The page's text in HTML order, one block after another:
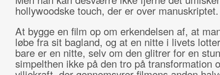
hollywoodske touch, der er over manuskriptet.
At bygge en film op om erkendelsen af, at
løbe fra sit bagland, og at en nitte i livets
bare er en nitte, selv om den glitrer for en
simpelthen ikke på den tro på transformation